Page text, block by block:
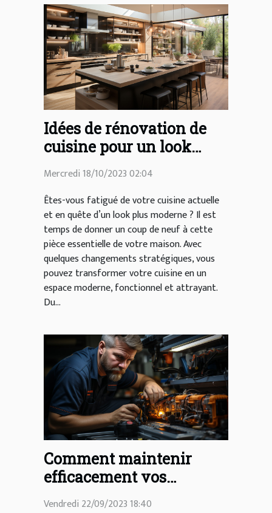
Idées de rénovation de
cuisine pour un look
moderne
Mercredi 18/10/2023 02:04
Êtes-vous fatigué de votre cuisine actuelle
et en quête d’un look plus moderne ? Il est
temps de donner un coup de neuf à cette
pièce essentielle de votre maison. Avec
quelques changements stratégiques, vous
pouvez transformer votre cuisine en un
espace moderne, fonctionnel et attrayant.
Du...
Comment maintenir
efficacement vos
canalisations à la maison
Vendredi 22/09/2023 18:40